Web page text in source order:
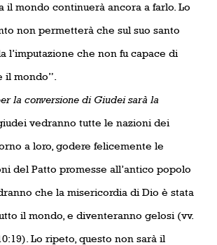
il mondo continuerà ancora a farlo. Lo
non permetterà che sul suo santo
l’imputazione che non fu capace di
il mondo”.
la conversione di Giudei sarà la
giudei vedranno tutte le nazioni dei
a loro, godere felicemente le
del Patto promesse all’antico popolo
che la misericordia di Dio è stata
il mondo, e diventeranno gelosi (vv.
Lo ripeto, questo non sarà il